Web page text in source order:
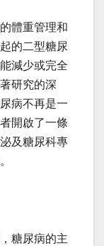
體重管理和
的二型糖尿
減少或完全
研究的深
病不再是一
開啟了一條
及糖尿科專
糖尿病的主